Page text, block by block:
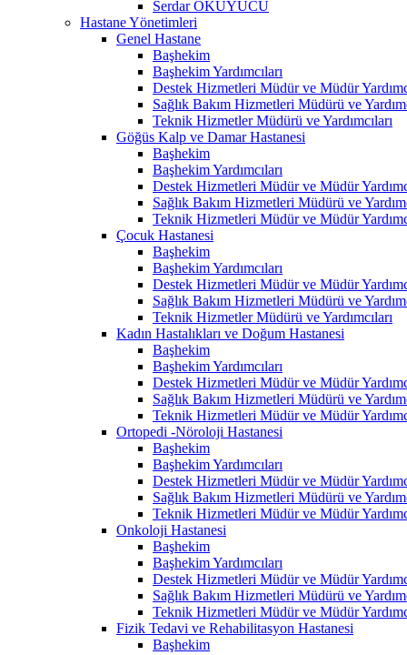
Serdar OKUYUCU
Hastane Yönetimleri
Genel Hastane
Başhekim
Başhekim Yardımcıları
Destek Hizmetleri Müdür ve Müdür
Sağlık Bakım Hizmetleri Müdürü ve
Teknik Hizmetler Müdürü ve Yardımcıları
Göğüs Kalp ve Damar Hastanesi
Başhekim
Başhekim Yardımcıları
Destek Hizmetleri Müdür ve Müdür
Sağlık Bakım Hizmetleri Müdürü ve
Teknik Hizmetleri Müdür ve Müdür
Çocuk Hastanesi
Başhekim
Başhekim Yardımcıları
Destek Hizmetleri Müdür ve Müdür
Sağlık Bakım Hizmetleri Müdürü ve
Teknik Hizmetler Müdürü ve Yardımcıları
Kadın Hastalıkları ve Doğum Hastanesi
Başhekim
Başhekim Yardımcıları
Destek Hizmetleri Müdür ve Müdür
Sağlık Bakım Hizmetleri Müdürü ve
Teknik Hizmetleri Müdür ve Müdür
Ortopedi -Nöroloji Hastanesi
Başhekim
Başhekim Yardımcıları
Destek Hizmetleri Müdür ve Müdür
Sağlık Bakım Hizmetleri Müdürü ve
Teknik Hizmetleri Müdür ve Müdür
Onkoloji Hastanesi
Başhekim
Başhekim Yardımcıları
Destek Hizmetleri Müdür ve Müdür
Sağlık Bakım Hizmetleri Müdürü ve
Teknik Hizmetleri Müdür ve Müdür
Fizik Tedavi ve Rehabilitasyon Hastanesi
Başhekim